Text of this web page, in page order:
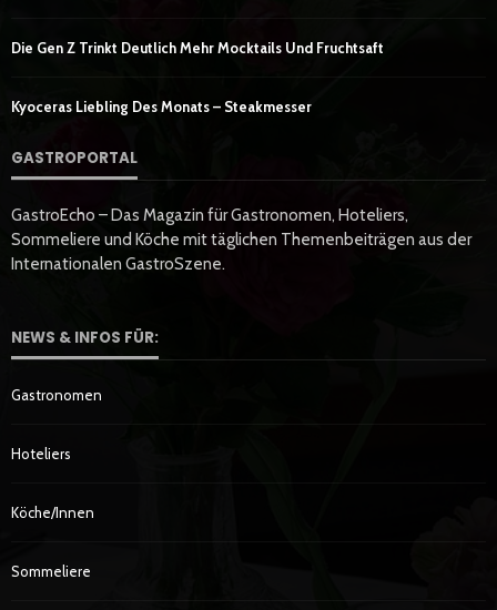
Die Gen Z Trinkt Deutlich Mehr Mocktails Und Fruchtsaft
Kyoceras Liebling Des Monats – Steakmesser
GASTROPORTAL
GastroEcho – Das Magazin für Gastronomen, Hoteliers,
Sommeliere und Köche mit täglichen Themenbeiträgen aus der
Internationalen GastroSzene.
NEWS & INFOS FÜR:
Gastronomen
Hoteliers
Köche/innen
Sommeliere